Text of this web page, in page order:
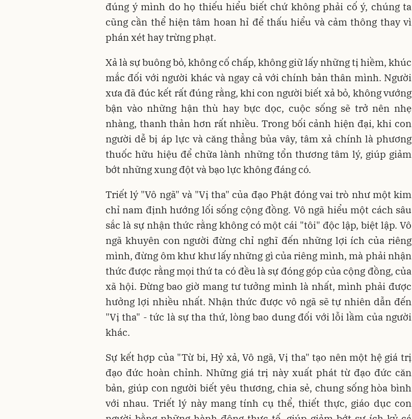
đúng ý mình do họ thiếu hiểu biết chứ không phải cố ý, chúng ta
cũng cần thể hiện tâm hoan hỉ để thấu hiểu và cảm thông thay vì
phán xét hay trừng phạt.
Xả là sự buông bỏ, không cố chấp, không giữ lấy những tị hiềm, khúc
mắc đối với người khác và ngay cả với chính bản thân mình. Người
xưa đã đúc kết rất đúng rằng, khi con người biết xả bỏ, không vướng
bận vào những hận thù hay bực dọc, cuộc sống sẽ trở nên nhẹ
nhàng, thanh thản hơn rất nhiều. Trong bối cảnh hiện đại, khi con
người dễ bị áp lực và căng thẳng bủa vây, tâm xả chính là phương
thuốc hữu hiệu để chữa lành những tổn thương tâm lý, giúp giảm
bớt những xung đột và bạo lực không đáng có.
Triết lý "Vô ngã" và "Vị tha" của đạo Phật đóng vai trò như một kim
chỉ nam định hướng lối sống cộng đồng. Vô ngã hiểu một cách sâu
sắc là sự nhận thức rằng không có một cái "tôi" độc lập, biệt lập. Vô
ngã khuyên con người đừng chỉ nghĩ đến những lợi ích của riêng
mình, đừng ôm khư khư lấy những gì của riêng mình, mà phải nhận
thức được rằng mọi thứ ta có đều là sự đóng góp của cộng đồng, của
xã hội. Đừng bao giờ mang tư tưởng mình là nhất, mình phải được
hưởng lợi nhiều nhất. Nhận thức được vô ngã sẽ tự nhiên dẫn đến
"Vị tha" - tức là sự tha thứ, lòng bao dung đối với lỗi lầm của người
khác.
Sự kết hợp của "Từ bi, Hỷ xả, Vô ngã, Vị tha" tạo nên một hệ giá trị
đạo đức hoàn chỉnh. Những giá trị này xuất phát từ đạo đức căn
bản, giúp con người biết yêu thương, chia sẻ, chung sống hòa bình
với nhau. Triết lý này mang tính cụ thể, thiết thực, giáo dục con